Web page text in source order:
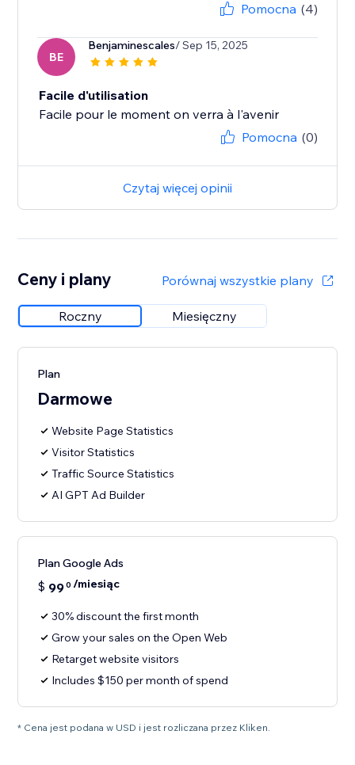
Pomocna (4)
BE
Benjaminescales/ Sep 15, 2025
Facile d'utilisation
Facile pour le moment on verra à l'avenir
Pomocna (0)
Czytaj więcej opinii
Ceny i plany Porównaj wszystkie plany
Roczny Miesięczny
Plan
Darmowe
Website Page Statistics
Visitor Statistics
Traffic Source Statistics
AI GPT Ad Builder
Plan Google Ads
$ 990 /miesiąc
30% discount the first month
Grow your sales on the Open Web
Retarget website visitors
Includes $150 per month of spend
* Cena jest podana w USD i jest rozliczana przez Kliken.